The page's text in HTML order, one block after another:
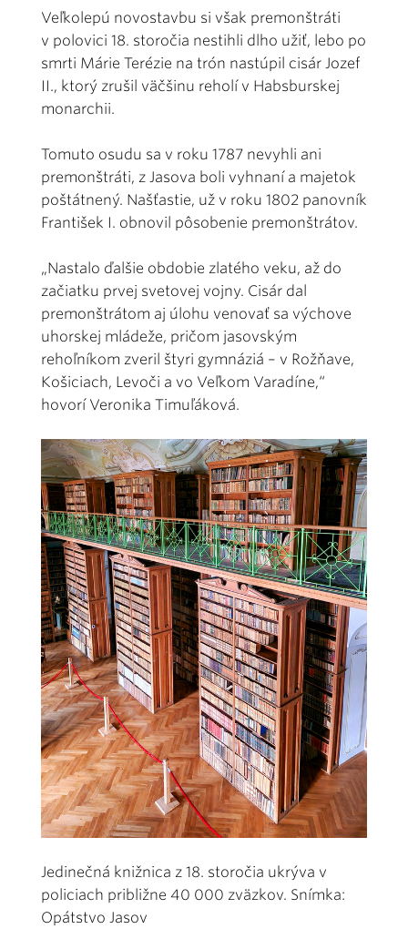
Veľkolepú novostavbu si však premonštráti
v polovici 18. storočia nestihli dlho užiť, lebo po
smrti Márie Terézie na trón nastúpil cisár Jozef
II., ktorý zrušil väčšinu reholí v Habsburskej
monarchii.
Tomuto osudu sa v roku 1787 nevyhli ani
premonštráti, z Jasova boli vyhnaní a majetok
poštátnený. Našťastie, už v roku 1802 panovník
František I. obnovil pôsobenie premonštrátov.
„Nastalo ďalšie obdobie zlatého veku, až do
začiatku prvej svetovej vojny. Cisár dal
premonštrátom aj úlohu venovať sa výchove
uhorskej mládeže, pričom jasovským
rehoľníkom zveril štyri gymnáziá – v Rožňave,
Košiciach, Levoči a vo Veľkom Varadíne,“
hovorí Veronika Timuľáková.
Jedinečná knižnica z 18. storočia ukrýva v
policiach približne 40 000 zväzkov. Snímka:
Opátstvo Jasov